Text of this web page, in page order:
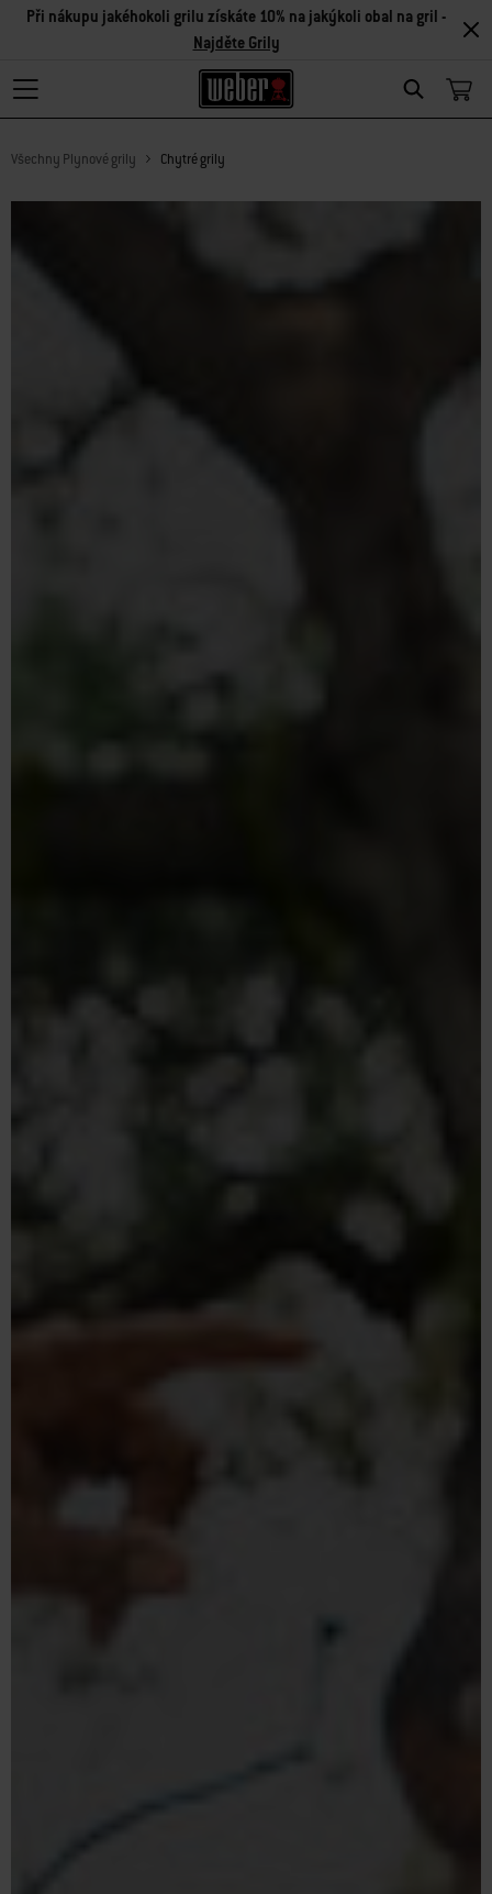
Search
Při nákupu jakéhokoli grilu získáte 10% na jakýkoli obal na gril -
Najděte Grily
Všechny Plynové grily Chytré grily